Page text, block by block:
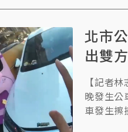
北市
出雙
【記者
晚發生公
車發生擦